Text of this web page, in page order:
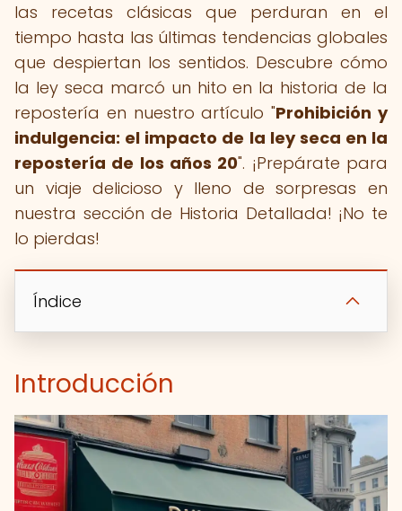
las recetas clásicas que perduran en el
tiempo hasta las últimas tendencias globales
que despiertan los sentidos. Descubre cómo
la ley seca marcó un hito en la historia de la
repostería en nuestro artículo "Prohibición y
indulgencia: el impacto de la ley seca en la
repostería de los años 20". ¡Prepárate para
un viaje delicioso y lleno de sorpresas en
nuestra sección de Historia Detallada! ¡No te
lo pierdas!
Índice
Introducción